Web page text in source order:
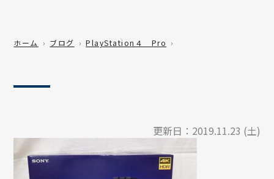
ホーム ブログ PlayStation４ Pro
更新日： 2019.11.23 (土)